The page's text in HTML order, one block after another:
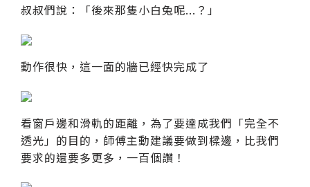
叔叔們說：「後來那隻小白兔呢...？」
動作很快，這一面的牆已經快完成了
看窗戶邊和滑軌的距離，為了要達成我們「完全不
透光」的目的，師傅主動建議要做到樑邊，比我們
要求的還要多更多，一百個讚！